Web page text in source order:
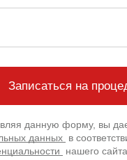
данную форму, вы
данных в
нашего сайта.